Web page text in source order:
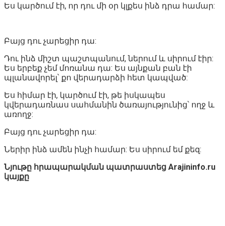
Ես կարծում էի, որ դու մի օր կլքես ինձ դրա համար:
Բայց դու չարեցիր դա:
Դու ինձ միշտ պաշտպանում, ներում և սիրում էիր:
Ես երբեք չեմ մոռանա դա: Ես այնքան բան էի
պլանավորել՝ քո վերադարձի հետ կապված:
Ես հիմար էի, կարծում էի, թե իսկապես
կվերադառնաս սահմանին ծառայությունից՝ ողջ և
առողջ:
Բայց դու չարեցիր դա:
Ներիր ինձ ամեն ինչի համար: Ես սիրում եմ քեզ:
Նյութը հրապարակման պատրաստեց Arajininfo.ru
կայքը